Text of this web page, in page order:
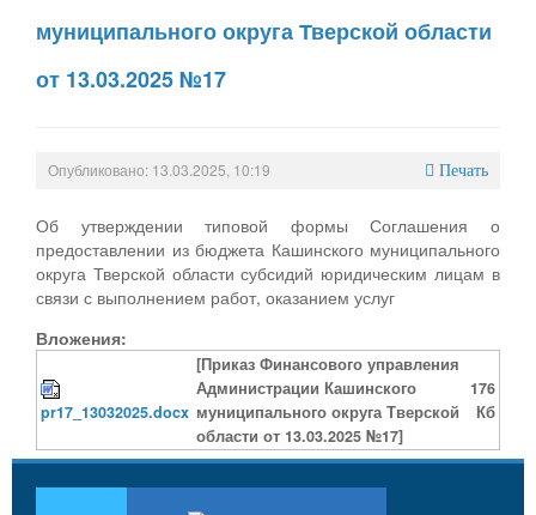
муниципального округа Тверской области
от 13.03.2025 №17
Опубликовано: 13.03.2025, 10:19 Печать
Об утверждении типовой формы Соглашения о
предоставлении из бюджета Кашинского муниципального
округа Тверской области субсидий юридическим лицам в
связи с выполнением работ, оказанием услуг
Вложения:
pr17_13032025.docx
[Приказ Финансового управления
Администрации Кашинского
муниципального округа Тверской
области от 13.03.2025 №17]
176
Кб